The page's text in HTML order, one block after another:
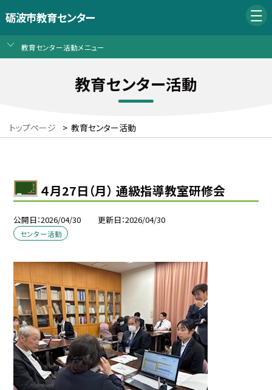
砺波市教育センター
教育センター活動メニュー
教育センター活動
トップページ > 教育センター活動
４月27日（月） 通級指導教室研修会
公開日 2026/04/30 更新日 2026/04/30
センター活動